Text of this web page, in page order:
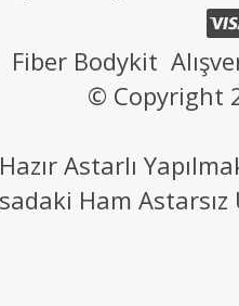
Bodykit
© Copyright
Astarlı
Ham Astarsız